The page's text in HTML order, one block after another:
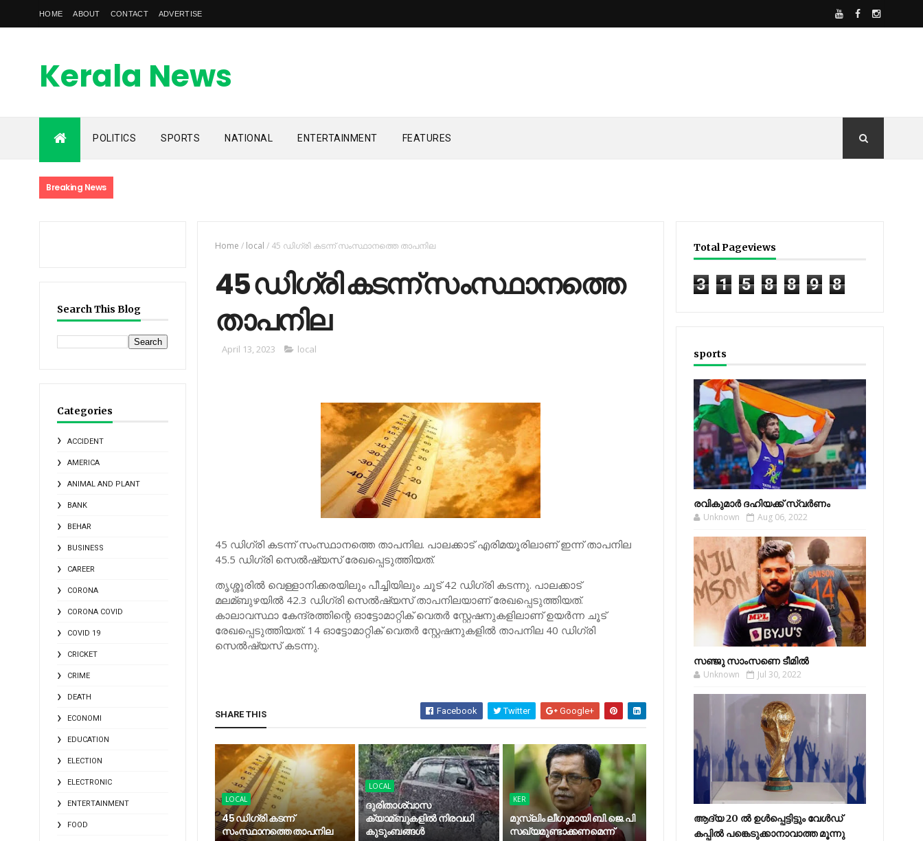
HOME ABOUT CONTACT ADVERTISE
Kerala News
Feed
kerala news feed is the one of the best malayalam online
POLITICS SPORTS NATIONAL ENTERTAINMENT FEATURES
Breaking News
Search This Blog
Categories
ACCIDENT
AMERICA
ANIMAL AND PLANT
BANK
BEHAR
BUSINESS
CAREER
CORONA
CORONA COVID
COVID 19
CRICKET
CRIME
DEATH
ECONOMI
EDUCATION
ELECTION
ELECTRONIC
ENTERTAINMENT
FOOD
Home / local / 45 ഡിഗ്രി കടന്ന് സംസ്ഥാനത്തെ താപനില
45 ഡിഗ്രി കടന്ന് സംസ്ഥാനത്തെ
താപനില
April 13, 2023 local
45 ഡിഗ്രി കടന്ന് സംസ്ഥാനത്തെ താപനില. പാലക്കാട് എരിമയൂരിലാണ് ഇന്ന് താപനില
45.5 ഡിഗ്രി സെല്‍ഷ്യസ് രേഖപ്പെടുത്തിയത്.
തൃശ്ശൂരില്‍ വെള്ളാനിക്കരയിലും പീച്ചിയിലും ചൂട് 42 ഡിഗ്രി കടന്നു. പാലക്കാട്
മലമ്ബുഴയില്‍ 42.3 ഡിഗ്രി സെല്‍ഷ്യസ് താപനിലയാണ് രേഖപ്പെടുത്തിയത്.
കാലാവസ്ഥാ കേന്ദ്രത്തിന്റെ ഓട്ടോമാറ്റിക് വെതര്‍ സ്റ്റേഷനുകളിലാണ് ഉയര്‍ന്ന ചൂട്
രേഖപ്പെടുത്തിയത്. 14 ഓട്ടോമാറ്റിക് വെതര്‍ സ്റ്റേഷനുകളില്‍ താപനില 40 ഡിഗ്രി
സെല്‍ഷ്യസ് കടന്നു.
SHARE THIS Facebook Twitter Google+
LOCAL
45 ഡിഗ്രി കടന്ന്
സംസ്ഥാനത്തെ താപനില
LOCAL
ദുരിതാശ്വാസ
ക്യാമ്ബുകളിൽ നിരവധി
കുടുംബങ്ങൾ
KER
മുസ്‍ലിം ലീഗുമായി ബി.ജെ.പി
സഖ്യമുണ്ടാക്കണമെന്ന്
Total Pageviews
3 1 5 8 8 9 8
sports
രവികുമാര്‍ ദഹിയക്ക് സ്വര്‍ണം
Unknown Aug 06, 2022
സഞ്ജു സാംസണെ ടീമില്‍
Unknown Jul 30, 2022
ആദ്യ 20 ല്‍ ഉള്‍പ്പെട്ടിട്ടും വേള്‍ഡ്
കപ്പില്‍ പങ്കെടുക്കാനാവാത്ത മൂന്നു